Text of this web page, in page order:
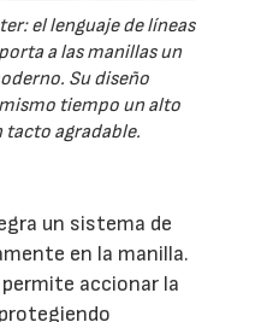
el lenguaje de líneas
a las manillas un
Su diseño
tiempo un alto
tacto agradable.
un sistema de
en la manilla.
accionar la